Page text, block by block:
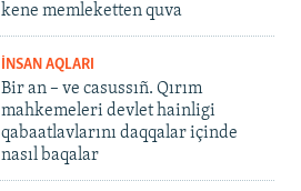
kene memleketten quva
İNSAN AQLARI
Bir an – ve casussıñ. Qırım
mahkemeleri devlet hainligi
qabaatlavlarını daqqalar içinde
nasıl baqalar